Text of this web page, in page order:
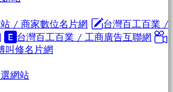
/ 商家數位名片網
台灣百工百業 /
台灣百工百業 / 工商廣告互聯網
叫修名片網
網站